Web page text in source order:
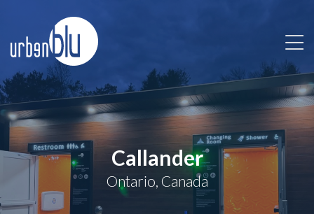
contenu
Callander
Ontario, Canada